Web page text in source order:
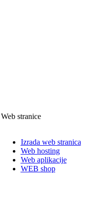
Web stranice
Izrada web stranica
Web hosting
Web aplikacije
WEB shop